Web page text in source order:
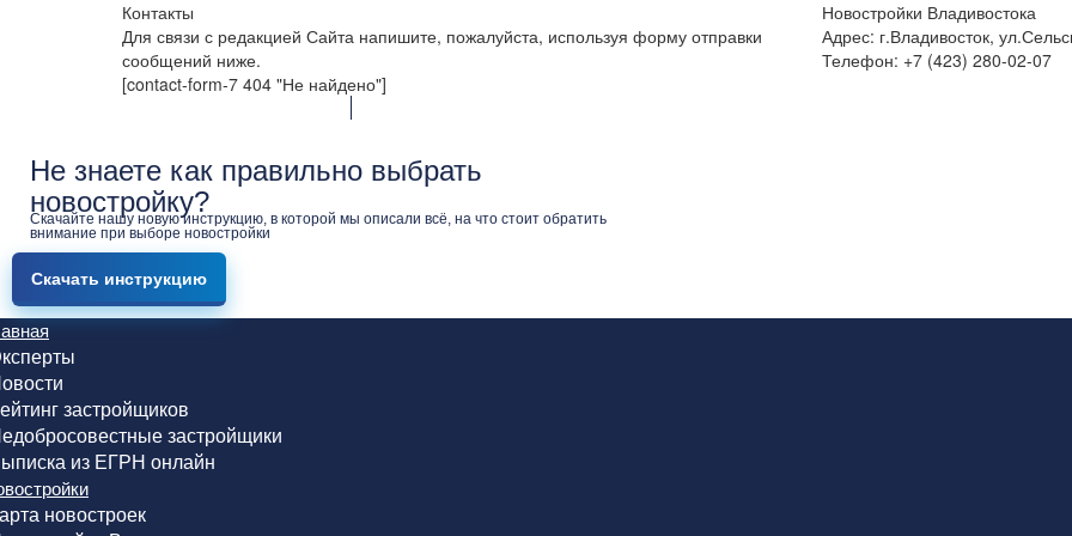
Контакты
Для связи с редакцией Сайта напишите, пожалуйста, используя форму отправки
сообщений ниже.
[contact-form-7 404 "Не найдено"]
Новостройки Владивостока
Адрес: г.Владивосток,
Телефон: +7 (423) 280-02-07
Не знаете как правильно выбрать
новостройку?
Скачайте нашу новую инструкцию, в которой мы описали всё, на что стоит обратить
внимание при выборе новостройки
Скачать инструкцию
застройщиков
застройщики
из ЕГРН онлайн
новостроек